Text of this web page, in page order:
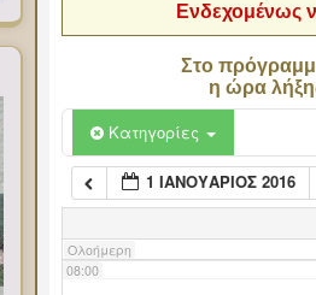
Ενδεχομένως
Στο
η ώρα
Κατηγορίες
1 ΙΑΝΟΥΆΡΙΟΣ 2016
Ολοήμερη
06:00
07:00
08:00